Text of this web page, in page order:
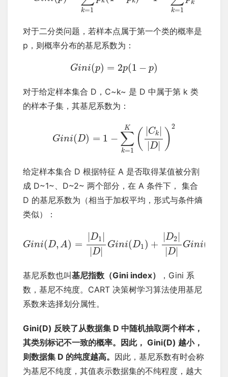
k=1 k=1
k
对于二分类问题，若样本点属于第一个类的概率是
p，则概率分布的基尼系数为：
Gini(p) = 2p(1 − p)
对于给定样本集合 D，C~k~ 是 D 中属于第 k 类
的样本子集，其基尼系数为：
Gini(D) = 1 −
K
∑
k=1 ( |Ck |
|D| )2
给定样本集合 D 根据特征 A 是否取得某值被分割
成 D~1~、D~2~ 两个部分，在 A 条件下， 集合
D 的基尼系数为（相当于加权平均，形式与条件熵
类似）：
Gini(D, A) =
|D1 |
|D|
Gini(D1) +
|D2|
|D|
Gini(
基尼系数也叫基尼指数（Gini index）
，Gini 系
数，基尼不纯度。CART 决策树学习算法使用基尼
系数来选择划分属性。
Gini(D) 反映了从数据集 D 中随机抽取两个样本，
其类别标记不一致的概率。因此， Gini(D) 越小，
则数据集 D 的纯度越高。 因此，基尼系数有时会称
为基尼不纯度，其值表示数据集的不纯程度，越大